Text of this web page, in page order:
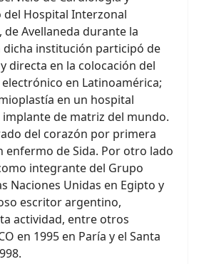
del Hospital Interzonal
de Avellaneda durante la
dicha institución participó de
directa en la colocación del
en Latinoamérica;
en un hospital
de matriz del mundo.
del corazón por primera
enfermo de Sida. Por otro lado
integrante del Grupo
Naciones Unidas en Egipto y
escritor argentino,
actividad, entre otros
en 1995 en Paría y el Santa